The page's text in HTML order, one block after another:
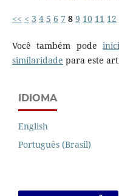
<< < 3 4 5 6 7 8 9 10 11 12
Você também pode
similaridade para este
IDIOMA
English
Português (Brasil)